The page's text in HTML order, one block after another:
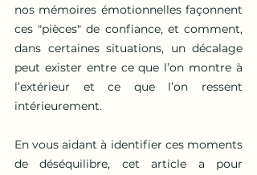
nos mémoires émotionnelles façonnent
ces "pièces" de confiance, et comment,
dans certaines situations, un décalage
peut exister entre ce que l’on montre à
l’extérieur et ce que l’on ressent
intérieurement.
En vous aidant à identifier ces moments
de déséquilibre, cet article a pour